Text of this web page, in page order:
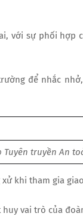
với sự phối hợp
để nhắc
truyền An
khi tham gia
vai trò của